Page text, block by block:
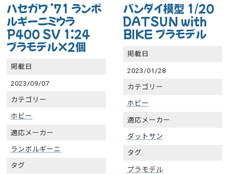
ハセガワ ’71 ランボ
ルギーニミウラ
P400 SV 1:24
プラモデル×2個
掲載日
2023/09/07
カテゴリー
ホビー
適応メーカー
ランボルギーニ
タグ
バンダイ模型 1/20
DATSUN with
BIKE プラモデル
掲載日
2023/01/28
カテゴリー
ホビー
適応メーカー
ダットサン
タグ
プラモデル